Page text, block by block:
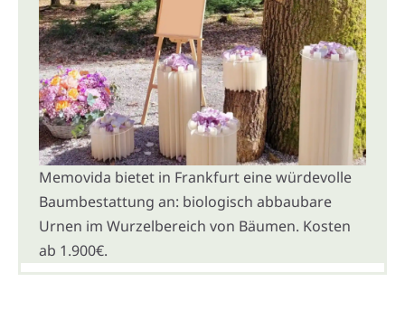
Memovida bietet in Frankfurt eine würdevolle
Baumbestattung an: biologisch abbaubare
Urnen im Wurzelbereich von Bäumen. Kosten
ab 1.900€.